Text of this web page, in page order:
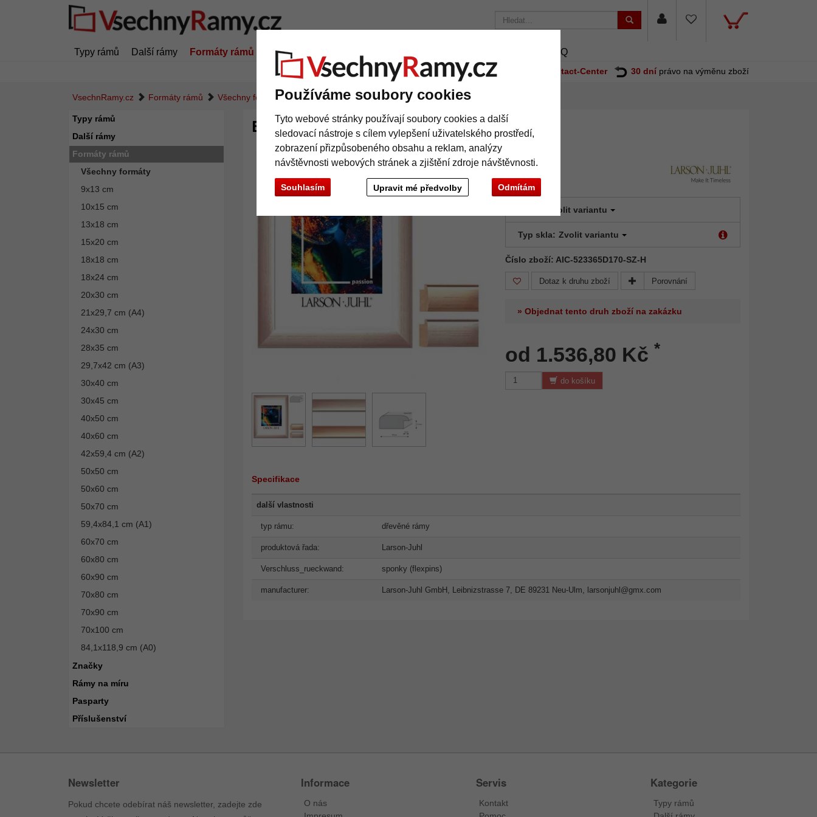
Používáme soubory cookies
Tyto webové stránky používají soubory cookies a další
sledovací nástroje s cílem vylepšení uživatelského prostředí,
zobrazení přizpůsobeného obsahu a reklam, analýzy
návštěvnosti webových stránek a zjištění zdroje návštěvnosti.
Souhlasím Odmítám
Upravit mé předvolby
Typy rámů Další rámy Formáty rámů Značky FAQ
Přepravní náklady 390 Kč +49 30 235 949 085 Contact-Center 30 dní právo na výměnu zboží
VsechnRamy.cz Formáty rámů Všechny formáty Barokní rám NORDIC - 4,4 na míru
Typy rámů
Další rámy
Formáty rámů
Všechny formáty
9x13 cm
10x15 cm
13x18 cm
15x20 cm
18x18 cm
18x24 cm
20x30 cm
21x29,7 cm (A4)
24x30 cm
28x35 cm
29,7x42 cm (A3)
30x40 cm
30x45 cm
40x50 cm
40x60 cm
42x59,4 cm (A2)
50x50 cm
50x60 cm
50x70 cm
59,4x84,1 cm (A1)
60x70 cm
60x80 cm
60x90 cm
70x80 cm
70x90 cm
70x100 cm
84,1x118,9 cm (A0)
Značky
Rámy na míru
Pasparty
Příslušenství
Barokní rám NORDIC - 4,4 na míru
Zvolit variantu
Typ skla: Zvolit variantu
Číslo zboží: AIC-523365D170-SZ-H
Dotaz k druhu zboží Porovnání
» Objednat tento druh zboží na zakázku
od 1.536,80 Kč *
do košíku
Specifikace
další vlastnosti
typ rámu: dřevěné rámy
produktová řada: Larson-Juhl
Verschluss_rueckwand: sponky (flexpins)
manufacturer: Larson-Juhl GmbH, Leibnizstrasse 7, DE 89231 Neu-Ulm, larsonjuhl@gmx.com
Newsletter
Pokud chcete odebírat náš newsletter, zadejte zde
Informace
O nás
Servis
Kontakt
Kategorie
Typy rámů